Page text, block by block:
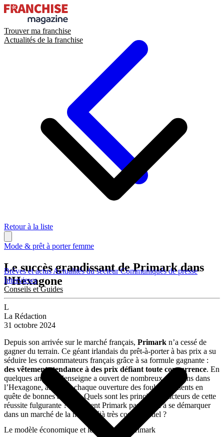
Trouver ma franchise
Actualités de la franchise
Brèves et actusActualités du secteurCommuniqués de presse
Interviews
Conseils et Guides
Retour à la liste
Mode & prêt à porter femme
Le succès grandissant de Primark dans
l’Hexagone
L
La Rédaction
31 octobre 2024
Depuis son arrivée sur le marché français, Primark n’a cessé de
gagner du terrain. Ce géant irlandais du prêt-à-porter à bas prix a su
séduire les consommateurs français grâce à sa formule gagnante :
des vêtements tendance à des prix défiant toute concurrence. En
quelques années, l’enseigne a ouvert de nombreux magasins dans
l’Hexagone, attirant à chaque ouverture des foules de clients en
quête de bonnes affaires. Quels sont les principaux facteurs de cette
réussite fulgurante ? Comment Primark parvient-il à se démarquer
dans un marché de la mode déjà très concurrentiel ?
Le modèle économique et les enjeux de Primark